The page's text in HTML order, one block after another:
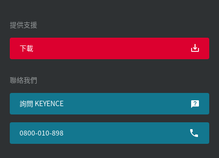
提供支援
下載
聯絡我們
詢問 KEYENCE
0800-010-898